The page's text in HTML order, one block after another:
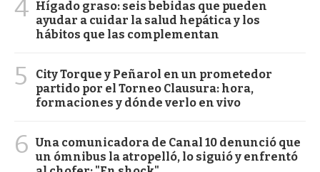
4 Hígado graso: seis bebidas que pueden
ayudar a cuidar la salud hepática y los
hábitos que las complementan
5
City Torque y Peñarol en un prometedor
partido por el Torneo Clausura: hora,
formaciones y dónde verlo en vivo
6 Una comunicadora de Canal 10 denunció que
un ómnibus la atropelló, lo siguió y enfrentó